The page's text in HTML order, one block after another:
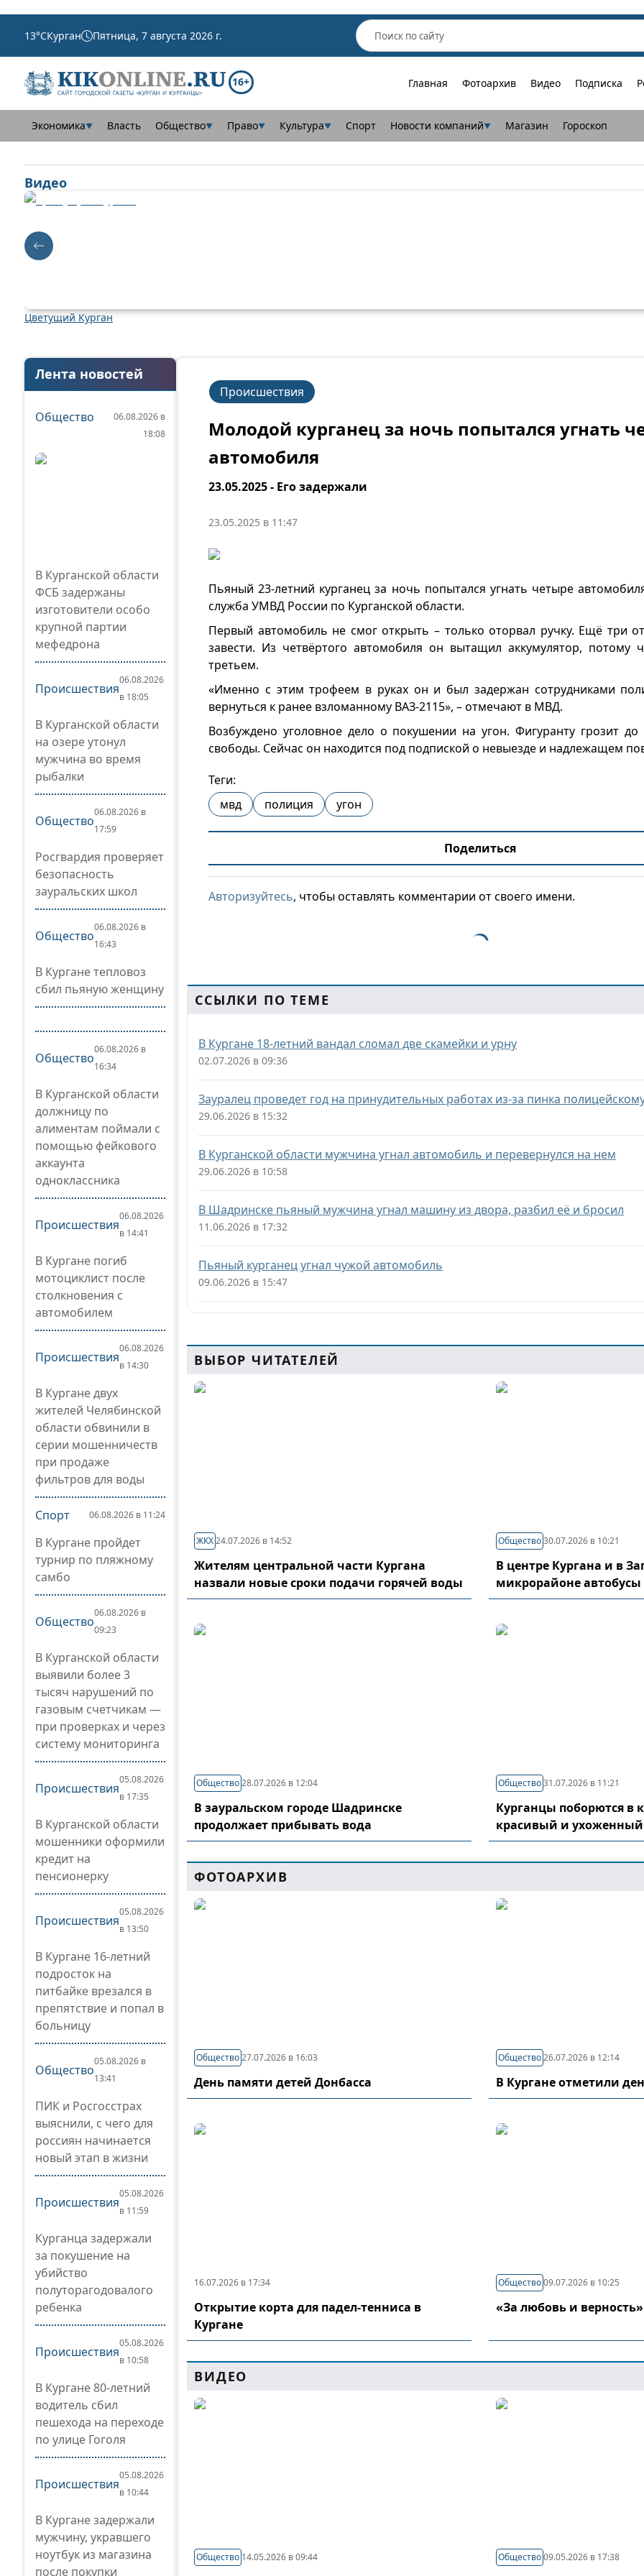
13°CКурган Пятница, 7 августа 2026 г.
16+ Главная Фотоархив Видео Подписка
Экономика▼ Власть Общество▼ Право▼ Культура▼ Спорт Новости компаний▼ Магазин Гороскоп
Видео
Цветущий Курган
Лента новостей
Общество
06.08.2026 в
18:08
В Курганской области
ФСБ задержаны
изготовители особо
крупной партии
мефедрона
Происшествия
06.08.2026
в 18:05
В Курганской области
на озере утонул
мужчина во время
рыбалки
Общество
06.08.2026 в
17:59
Росгвардия проверяет
безопасность
зауральских школ
Общество
06.08.2026 в
16:43
В Кургане тепловоз
сбил пьяную женщину
Общество
06.08.2026 в
16:34
В Курганской области
должницу по
алиментам поймали с
помощью фейкового
аккаунта
одноклассника
Происшествия
06.08.2026
в 14:41
В Кургане погиб
мотоциклист после
столкновения с
автомобилем
Происшествия
06.08.2026
в 14:30
В Кургане двух
жителей Челябинской
области обвинили в
серии мошенничеств
при продаже
фильтров для воды
Спорт 06.08.2026 в 11:24
В Кургане пройдет
турнир по пляжному
самбо
Общество
06.08.2026 в
09:23
В Курганской области
выявили более 3
тысяч нарушений по
газовым счетчикам —
при проверках и через
систему мониторинга
Происшествия
05.08.2026
в 17:35
В Курганской области
мошенники оформили
кредит на
пенсионерку
Происшествия
05.08.2026
в 13:50
В Кургане 16-летний
подросток на
питбайке врезался в
препятствие и попал в
больницу
Общество
05.08.2026 в
13:41
ПИК и Росгосстрах
выяснили, с чего для
россиян начинается
новый этап в жизни
Происшествия
05.08.2026
в 11:59
Курганца задержали
за покушение на
убийство
полуторагодовалого
ребенка
Происшествия
05.08.2026
в 10:58
В Кургане 80-летний
водитель сбил
пешехода на переходе
по улице Гоголя
Происшествия
05.08.2026
в 10:44
В Кургане задержали
мужчину, укравшего
ноутбук из магазина
после покупки
Происшествия
Молодой курганец за ночь попытался угнать
автомобиля
23.05.2025 - Его задержали
23.05.2025 в 11:47
Пьяный 23-летний курганец за ночь попытался угнать четыре
служба УМВД России по Курганской области.
Первый автомобиль не смог открыть – только оторвал ручку. Ещё три
завести. Из четвёртого автомобиля он вытащил аккумулятор,
третьем.
«Именно с этим трофеем в руках он и был задержан сотрудниками
вернуться к ранее взломанному ВАЗ-2115», – отмечают в МВД.
Возбуждено уголовное дело о покушении на угон. Фигуранту грозит
свободы. Сейчас он находится под подпиской о невыезде и надлежащем
Теги:
мвд
полиция угон
Поделиться
Авторизуйтесь, чтобы оставлять комментарии от своего имени.
ССЫЛКИ ПО ТЕМЕ
В Кургане 18-летний вандал сломал две скамейки и урну
02.07.2026 в 09:36
Зауралец проведет год на принудительных работах из-за пинка
29.06.2026 в 15:32
В Курганской области мужчина угнал автомобиль и перевернулся на нем
29.06.2026 в 10:58
В Шадринске пьяный мужчина угнал машину из двора, разбил её и бросил
11.06.2026 в 17:32
Пьяный курганец угнал чужой автомобиль
09.06.2026 в 15:47
ВЫБОР ЧИТАТЕЛЕЙ
ЖКХ24.07.2026 в 14:52
Жителям центральной части Кургана
назвали новые сроки подачи горячей воды
Общество 30.07.2026 в 10:21
В центре Кургана и в
микрорайоне
Общество28.07.2026 в 12:04
В зауральском городе Шадринске
продолжает прибывать вода
Общество 31.07.2026 в 11:21
Курганцы поборются в
красивый и
ФОТОАРХИВ
Общество27.07.2026 в 16:03
День памяти детей Донбасса
Общество 26.07.2026 в 12:14
В Кургане отметили
16.07.2026 в 17:34
Открытие корта для падел-тенниса в
Кургане
Общество 09.07.2026 в 10:25
«За любовь и верность»
ВИДЕО
Общество 14.05.2026 в 09:44 Общество 09.05.2026 в 17:38